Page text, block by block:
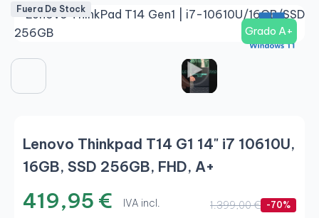
Grado A+
Fuera De Stock
Lenovo Thinkpad T14 G1 14" i7 10610U,
16GB, SSD 256GB, FHD, A+
419,95 € IVA incl. 1.399,00 € -70%